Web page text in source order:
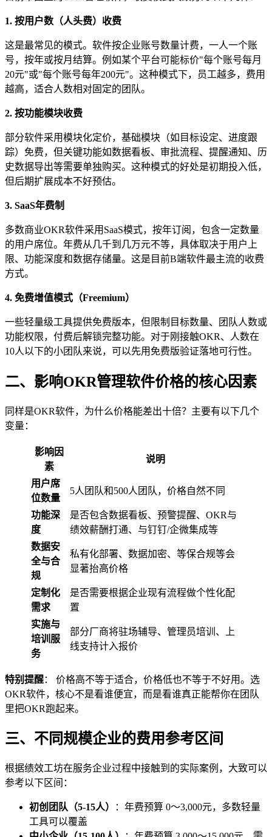
1. 按用户数（人头费）收费
这是最常见的模式。软件按企业账号数量计费，一人一个账
号，按年或按月结算。例如某个平台可能标价"每个账号每月
20元"或"每个账号每年200元"。这种模式下，员工越多，费用
越高，适合人数相对固定的团队。
2. 按功能模块收费
部分软件采用模块化定价，基础模块（如目标设定、进度跟
踪）免费，但关键功能如数据看板、审批流程、提醒通知、历
史数据导出等需要单独购买。这种模式的好处是初期投入低，
但后期扩展成本不好预估。
3. SaaS年费制
多数商业OKR软件采用SaaS模式，按年订阅，包含一定数量
的用户席位。年费从几千到几万元不等，具体取决于用户上
限、功能深度和数据存储量。这是目前B端软件最主流的收费
方式。
4. 免费增值模式（Freemium）
一些轻量级工具提供免费版本，但限制目标数量、团队人数或
功能权限，付费后解锁完整功能。对于刚接触OKR、人数在
10人以下的小团队来说，可以先用免费版验证落地可行性。
二、影响OKR管理软件价格的核心因素
同样是OKR软件，为什么价格能差出十倍？主要有以下几个
变量：
影响因
素
说明
用户席
位数量
5人团队和500人团队，价格自然不同
功能深
度
是否包含数据看板、预警提醒、OKR与
绩效薪酬打通、与钉钉/企微集成等
数据安
全与合
规
私有化部署、数据加密、等保合规等会
显著抬高价格
定制化
需求
是否需要根据企业现有流程做个性化配
置
实施与
培训服
务
部分厂商将驻场辅导、管理员培训、上
线支持计入报价
特别提醒： 价格高不等于适合，价格低也不等于不好用。选
OKR软件，核心不是看谁便宜，而是看谁真正能帮你在团队
里把OKR跑起来。
三、不同规模企业的费用参考区间
根据绩效工坊在服务企业过程中接触到的实际案例，大致可以
参考以下区间：
初创团队（5-15人）
：年费预算 0～3,000元，多数轻量
工具可以覆盖